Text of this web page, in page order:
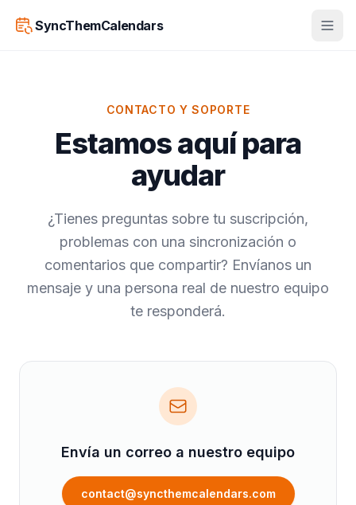
SyncThemCalendars
CONTACTO Y SOPORTE
Estamos aquí para
ayudar
¿Tienes preguntas sobre tu suscripción,
problemas con una sincronización o
comentarios que compartir? Envíanos un
mensaje y una persona real de nuestro equipo
te responderá.
Envía un correo a nuestro equipo
contact@syncthemcalendars.com